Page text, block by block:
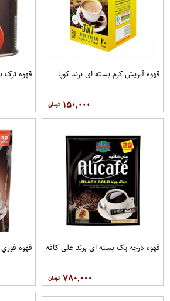
قهوه آيريش کرم بسته ای برند کوپا
۱۵۰,۰۰۰
قهوه ترک
قهوه درجه یک بسته ای برند علي کافه
۷۸۰,۰۰۰
قهوه